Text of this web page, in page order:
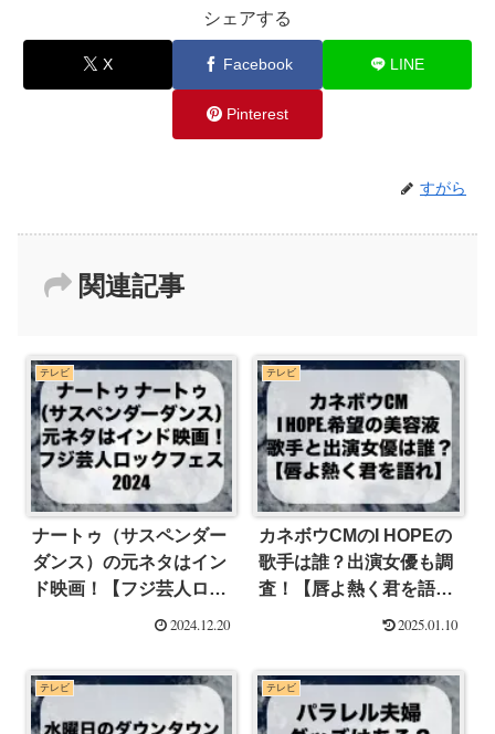
シェアする
X Facebook LINE
Pinterest
すがら
関連記事
テレビ
ナートゥ（サスペンダー
ダンス）の元ネタはイン
ド映画！【フジ芸人ロッ
クフェス2024】 2024.12.20
テレビ
カネボウCMのI HOPEの
歌手は誰？出演女優も調
査！【唇よ熱く君を語
2025.01.10
テレビ テレビ